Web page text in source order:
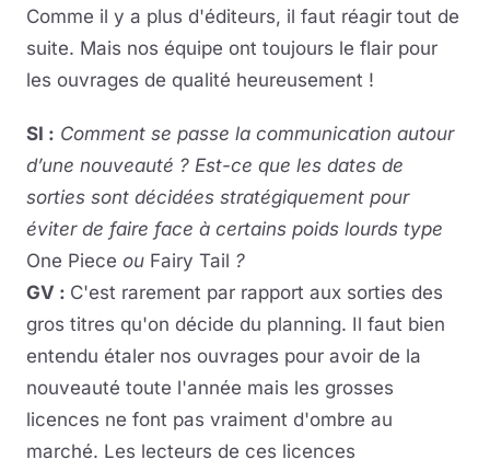
Comme il y a plus d'éditeurs, il faut réagir tout de
suite. Mais nos équipe ont toujours le flair pour
les ouvrages de qualité heureusement !
SI : Comment se passe la communication autour
d’une nouveauté ? Est-ce que les dates de
sorties sont décidées stratégiquement pour
éviter de faire face à certains poids lourds type
One Piece ou Fairy Tail ?
GV : C'est rarement par rapport aux sorties des
gros titres qu'on décide du planning. Il faut bien
entendu étaler nos ouvrages pour avoir de la
nouveauté toute l'année mais les grosses
licences ne font pas vraiment d'ombre au
marché. Les lecteurs de ces licences